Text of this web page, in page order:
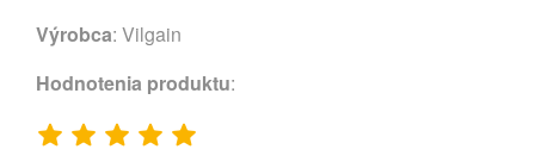
Výrobca: Vilgain
Hodnotenia produktu: